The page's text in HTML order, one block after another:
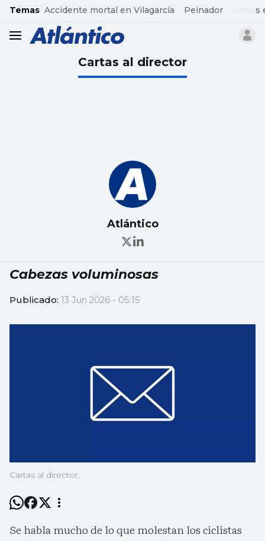
common.go-to-content
Temas Accidente mortal en Vilagarcía Peinador
header.menu.open
Cartas al director
Atlántico
Cabezas voluminosas
Publicado: 13 Jun 2026 - 05:15
Cartas al director.
Se habla mucho de lo que molestan los ciclistas